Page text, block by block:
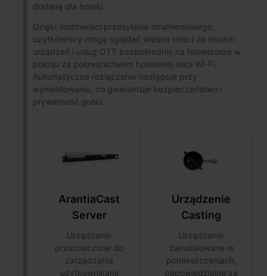
dodaną dla hotelu.
Dzięki możliwości przesyłania strumieniowego,
użytkownicy mogą oglądać własne treści ze swoich
urządzeń i usług OTT bezpośrednio na telewizorze w
pokoju za pośrednictwem hotelowej sieci Wi-Fi.
Automatyczne rozłączenie następuje przy
wymeldowaniu, co gwarantuje bezpieczeństwo i
prywatność gości.
ArantiaCast
Server
Urządzenie
przeznaczone do
zarządzania
użytkownikami
Urządzenie
Casting
Urządzenie
zainstalowane w
pomieszczeniach,
odpowiedzialne za